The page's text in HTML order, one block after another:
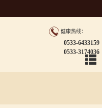
健康热线：
0533-6433159
0533-3174036